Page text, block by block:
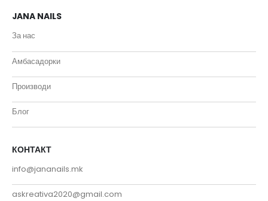
JANA NAILS
За нас
Амбасадорки
Производи
Блог
КОНТАКТ
info@jananails.mk
askreativa2020@gmail.com